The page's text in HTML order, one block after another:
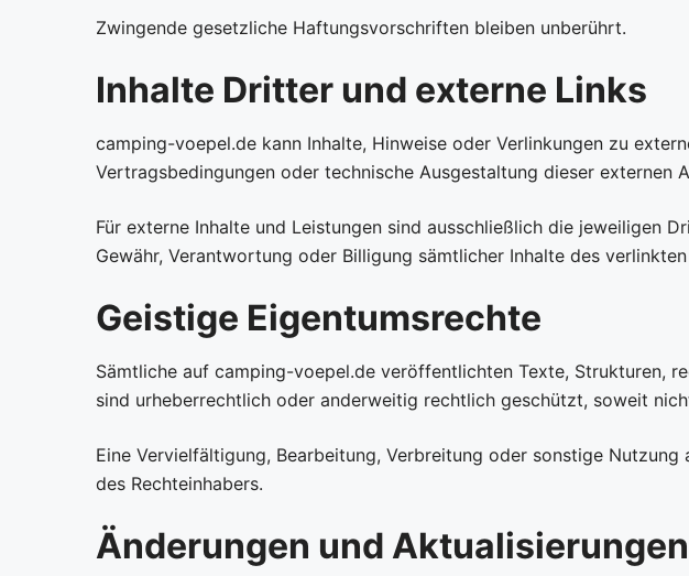
Zwingende gesetzliche Haftungsvorschriften bleiben unberührt.
Inhalte Dritter und externe Links
camping-voepel.de kann Inhalte, Hinweise oder Verlinkungen zu
Vertragsbedingungen oder technische Ausgestaltung dieser externen
Für externe Inhalte und Leistungen sind ausschließlich die jeweiligen
Gewähr, Verantwortung oder Billigung sämtlicher Inhalte des
Geistige Eigentumsrechte
Sämtliche auf camping-voepel.de veröffentlichten Texte, Strukturen,
sind urheberrechtlich oder anderweitig rechtlich geschützt, soweit
Eine Vervielfältigung, Bearbeitung, Verbreitung oder sonstige
des Rechteinhabers.
Änderungen und Aktualisierungen